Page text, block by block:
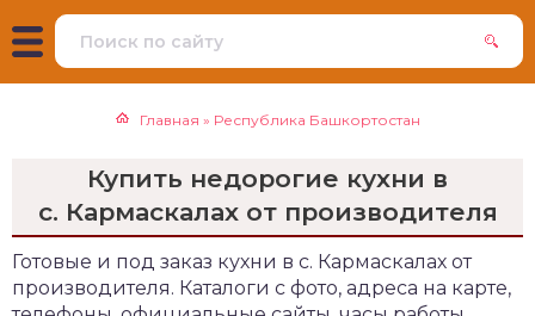
Главная » Республика Башкортостан
Купить недорогие кухни в
с. Кармаскалах от производителя
Готовые и под заказ кухни в с. Кармаскалах от
производителя. Каталоги с фото, адреса на карте,